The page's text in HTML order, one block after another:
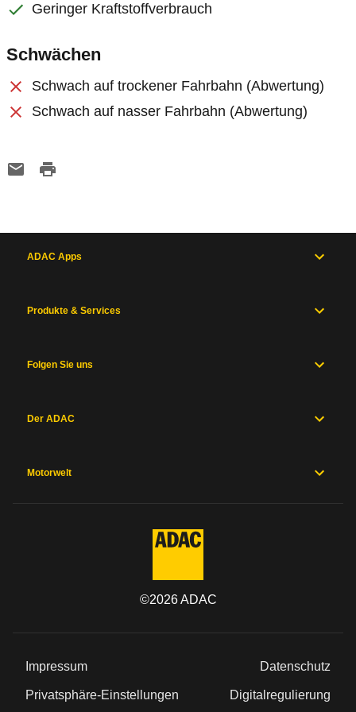
Geringer Kraftstoffverbrauch
Schwächen
Schwach auf trockener Fahrbahn (Abwertung)
Schwach auf nasser Fahrbahn (Abwertung)
ADAC Apps
Produkte & Services
Folgen Sie uns
Der ADAC
Motorwelt
©2026ADAC
Impressum Datenschutz
Privatsphäre-Einstellungen Digitalregulierung